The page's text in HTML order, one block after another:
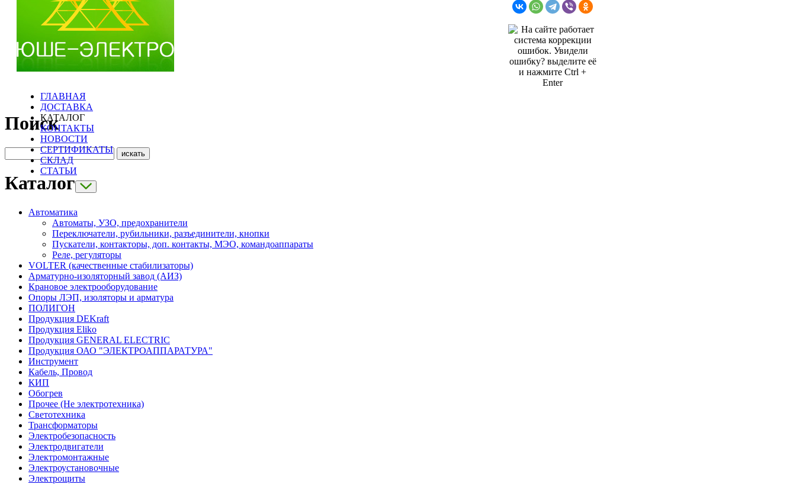
ГЛАВНАЯ
ДОСТАВКА
КАТАЛОГ
КОНТАКТЫ
НОВОСТИ
СЕРТИФИКАТЫ
СКЛАД
СТАТЬИ
Поиск
Каталог
Автоматика
Автоматы, УЗО, предохранители
Переключатели, рубильники, разъединители, кнопки
Пускатели, контакторы, доп. контакты, МЭО, командоаппараты
Реле, регуляторы
VOLTER (качественные стабилизаторы)
Арматурно-изоляторный завод (АИЗ)
Крановое электрооборудование
Опоры ЛЭП, изоляторы и арматура
ПОЛИГОН
Продукция DEKraft
Продукция Eliko
Продукция GENERAL ELECTRIC
Продукция ОАО "ЭЛЕКТРОАППАРАТУРА"
Инструмент
Кабель, Провод
КИП
Обогрев
Прочее (Не электротехника)
Светотехника
Трансформаторы
Электробезопасность
Электродвигатели
Электромонтажные
Электроустановочные
Электрощиты